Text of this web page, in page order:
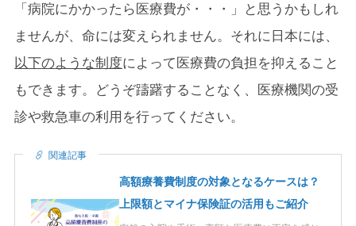
「病院にかかったら医療費が・・・」と思うかもしれ
ませんが、命には変えられません。それに日本には、
以下のような制度によって医療費の負担を抑えること
もできます。どうぞ躊躇することなく、医療機関の受
診や救急車の利用を行ってください。
関連記事
高額療養費制度の対象となるケースは？
上限額とマイナ保険証の活用もご紹介